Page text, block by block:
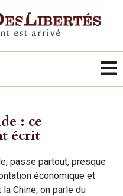
: ce
écrit
passe partout, presque
économique et
Chine, on parle du